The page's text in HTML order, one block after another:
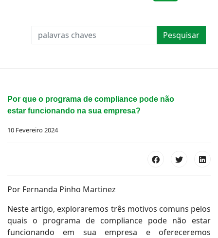
PESQUISAR Pesquisar
Por que o programa de compliance pode não
estar funcionando na sua empresa?
10 Fevereiro 2024
Por Fernanda Pinho Martinez
Neste artigo, exploraremos três motivos comuns pelos
quais o programa de compliance pode não estar
funcionando em sua empresa e ofereceremos